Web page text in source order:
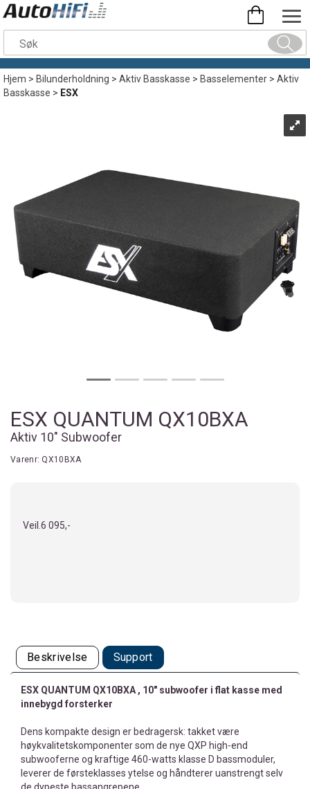
Hjem>Bilunderholdning>Aktiv Basskasse>Basselementer>Aktiv
Basskasse> ESX
ESX QUANTUM QX10BXA
Aktiv 10" Subwoofer
Varenr:QX10BXA
Veil. 6 095,-
Beskrivelse Support
ESX QUANTUM QX10BXA , 10" subwoofer i flat kasse med
innebygd forsterker
Dens kompakte design er bedragersk: takket være
høykvalitetskomponenter som de nye QXP high-end
subwooferne og kraftige 460-watts klasse D bassmoduler,
leverer de førsteklasses ytelse og håndterer uanstrengt selv